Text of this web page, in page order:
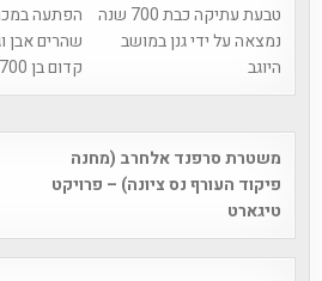
הפתעה
שהרים אבן
קדום בן 1,700 שנה
טבעת עתיקה כבת 700 שנה
נמצאה על ידי גנן במושב
היוגב
Post
navigation
משטרת סרפנד אלחרב (מחנה
פיקוד העורף נס ציונה) – פרויקט
טיגארט